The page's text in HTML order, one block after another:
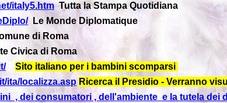
italy5.htmTutta la Stampa Quotidiana
Le Monde Diplomatique
di Roma
Civica di Roma
Sito italiano per i bambini scomparsi
ita/localizza.asp Ricerca il Presidio - Verranno
, dei consumatori , dell'ambiente e la tutela dei